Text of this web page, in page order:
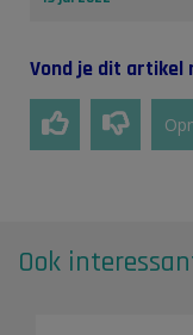
Vond je dit artikel
Ook